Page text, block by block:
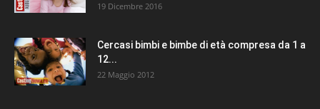
19 Dicembre 2016
Cercasi bimbi e bimbe di età compresa da 1 a
12...
22 Maggio 2012